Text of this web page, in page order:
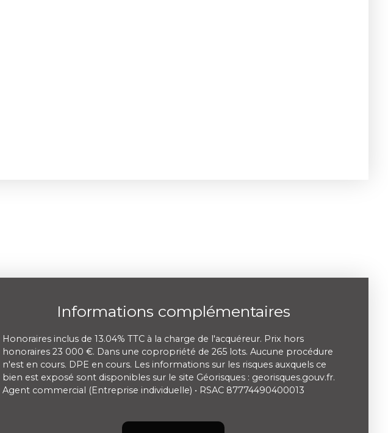
Informations complémentaires
Honoraires inclus de 13.04% TTC à la charge de l'acquéreur. Prix hors
honoraires 23 000 €. Dans une copropriété de 265 lots. Aucune procédure
n'est en cours. DPE en cours. Les informations sur les risques auxquels ce
bien est exposé sont disponibles sur le site Géorisques : georisques.gouv.fr.
Agent commercial (Entreprise individuelle) • RSAC 87774490400013